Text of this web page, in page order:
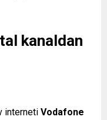
kanaldan
interneti Vodafone